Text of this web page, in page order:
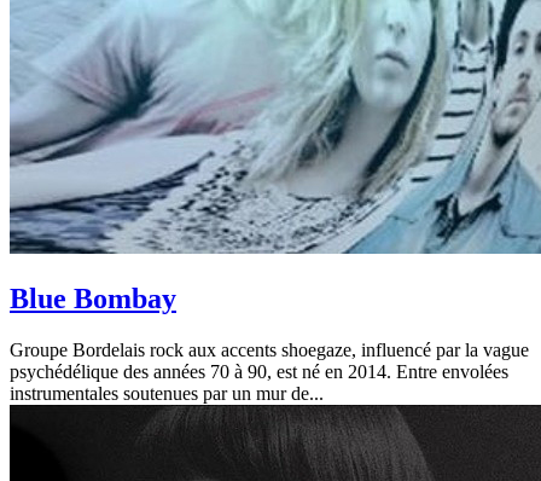
Blue Bombay
Groupe Bordelais rock aux accents shoegaze, influencé par la vague
psychédélique des années 70 à 90, est né en 2014. Entre envolées
instrumentales soutenues par un mur de...